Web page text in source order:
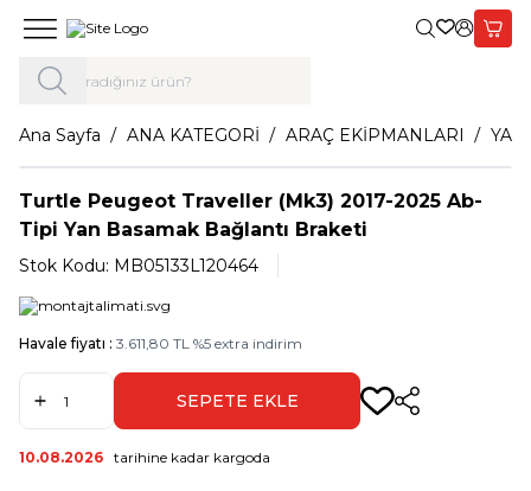
Giriş Yap,
Ana Sayfa ANA KATEGORİ ARAÇ EKİPMANLARI
Turtle Peugeot Traveller (Mk3) 2017-2025 Ab-
Tipi Yan Basamak Bağlantı Braketi
Stok Kodu: MB05133L120464
Havale fiyatı : 3.611,80 TL %5 extra indirim
SEPETE EKLE Paylaş
10.08.2026 tarihine kadar kargoda